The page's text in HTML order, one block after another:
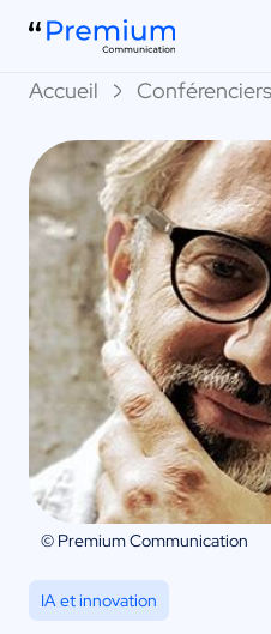
Accueil Conférenciers
© Premium Communication
IA et innovation